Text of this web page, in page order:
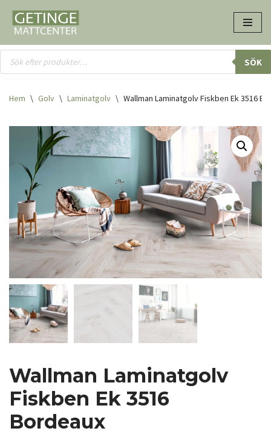
Hoppa
till
innehåll
SÖK
Hem \ Golv \ Laminatgolv \ Wallman Laminatgolv Fiskben Ek 3516
Wallman Laminatgolv
Fiskben Ek 3516
Bordeaux